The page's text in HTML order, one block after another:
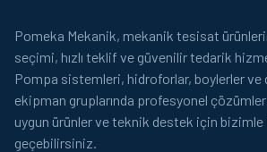
Pomeka Mekanik, mekanik tesisat
seçimi, hızlı teklif ve güvenilir tedarik
Pompa sistemleri, hidroforlar, boylerler ve
ekipman gruplarında profesyonel
uygun ürünler ve teknik destek için
geçebilirsiniz.